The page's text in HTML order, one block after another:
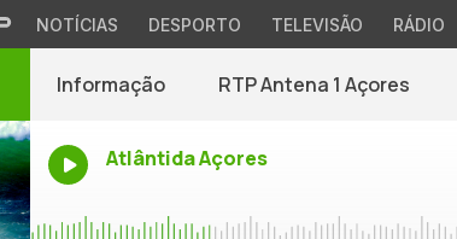
NOTÍCIAS DESPORTO TELEVISÃO RÁDIO
Informação RTP Antena 1 Açores
Atlântida Açores